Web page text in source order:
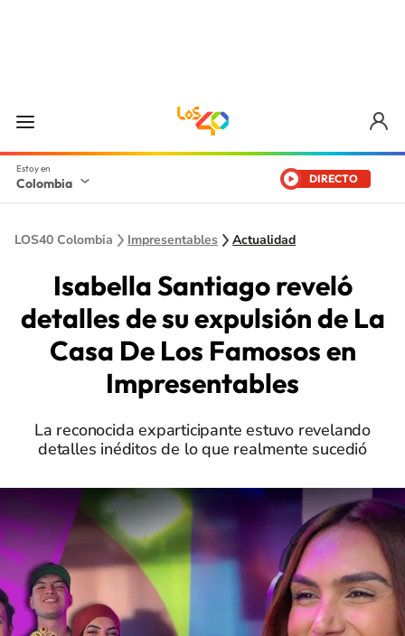
Colombia DIRECTO
LOS40 Colombia Impresentables Actualidad
Isabella Santiago reveló
detalles de su expulsión de La
Casa De Los Famosos en
Impresentables
La reconocida exparticipante estuvo revelando
detalles inéditos de lo que realmente sucedió